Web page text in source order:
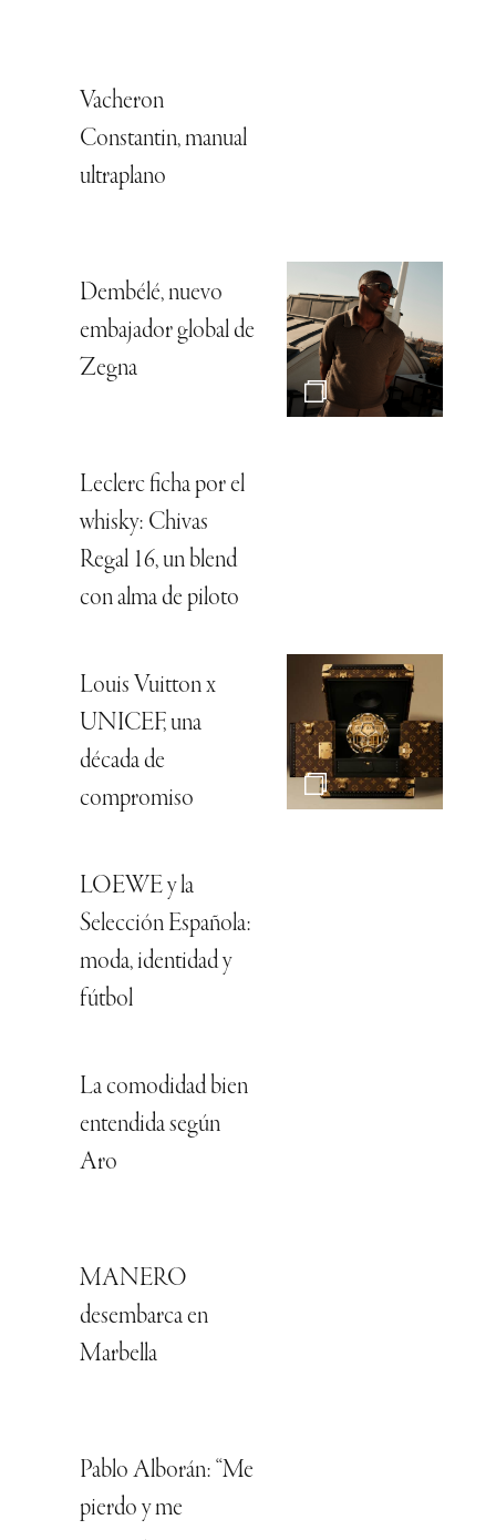
Vacheron
Constantin, manual
ultraplano
Dembélé, nuevo
embajador global de
Zegna
Leclerc ficha por el
whisky: Chivas
Regal 16, un blend
con alma de piloto
Louis Vuitton x
UNICEF, una
década de
compromiso
LOEWE y la
Selección Española:
moda, identidad y
fútbol
La comodidad bien
entendida según
Aro
MANERO
desembarca en
Marbella
Pablo Alborán: “Me
pierdo y me